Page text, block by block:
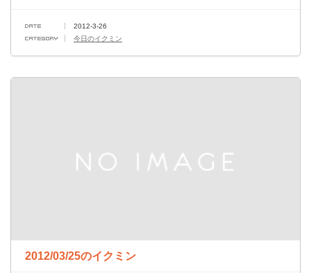
2012-3-26
今日のイクミン
2012/03/25のイクミン